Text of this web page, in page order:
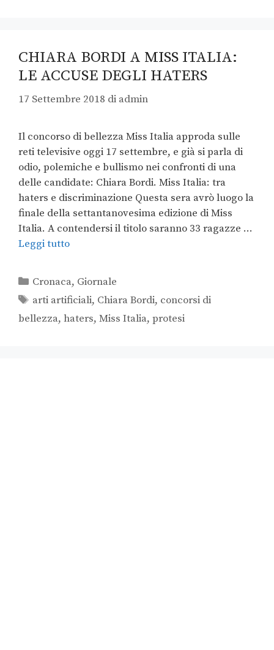
CHIARA BORDI A MISS ITALIA:
LE ACCUSE DEGLI HATERS
17 Settembre 2018 di admin
Il concorso di bellezza Miss Italia approda sulle
reti televisive oggi 17 settembre, e già si parla di
odio, polemiche e bullismo nei confronti di una
delle candidate: Chiara Bordi. Miss Italia: tra
haters e discriminazione Questa sera avrò luogo la
finale della settantanovesima edizione di Miss
Italia. A contendersi il titolo saranno 33 ragazze …
Leggi tutto
Cronaca, Giornale
arti artificiali, Chiara Bordi, concorsi di
bellezza, haters, Miss Italia, protesi